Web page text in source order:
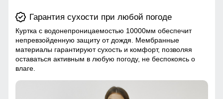
Гарантия сухости при любой погоде
Куртка с водонепроницаемостью 10000мм обеспечит
непревзойденную защиту от дождя. Мембранные
материалы гарантируют сухость и комфорт, позволяя
оставаться активным в любую погоду, не беспокоясь о
влаге.